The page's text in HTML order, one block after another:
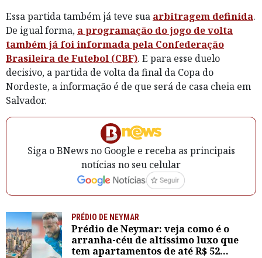
Essa partida também já teve sua arbitragem definida.
De igual forma, a programação do jogo de volta
também já foi informada pela Confederação
Brasileira de Futebol (CBF). E para esse duelo
decisivo, a partida de volta da final da Copa do
Nordeste, a informação é de que será de casa cheia em
Salvador.
Siga o BNews no Google e receba as principais
notícias no seu celular
PRÉDIO DE NEYMAR
Prédio de Neymar: veja como é o
arranha-céu de altíssimo luxo que
tem apartamentos de até R$ 52